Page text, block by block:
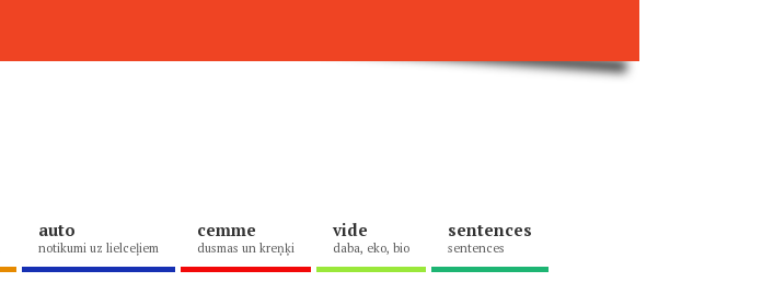
auto
notikumi uz lielceļiem
cemme
dusmas un kreņķi
vide
daba, eko, bio
sentences
sentences